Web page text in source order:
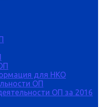
для НКО
ОП
ОП за 2016